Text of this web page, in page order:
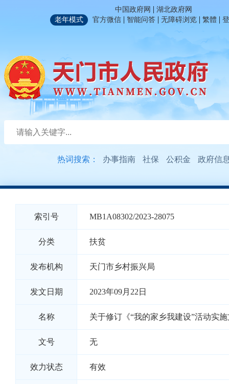
中国政府网 | 湖北政府网
老年模式
官方微信 | 智能问答 | 无障碍浏览 | 繁體 |
热词搜索： 办事指南 社保 公积金 政府信
索引号 MB1A08302/2023-28075
分类 扶贫
发布机构 天门市乡村振兴局
发文日期 2023年09月22日
名称 关于修订《“我的家乡我建设”活动实
文号 无
效力状态 有效